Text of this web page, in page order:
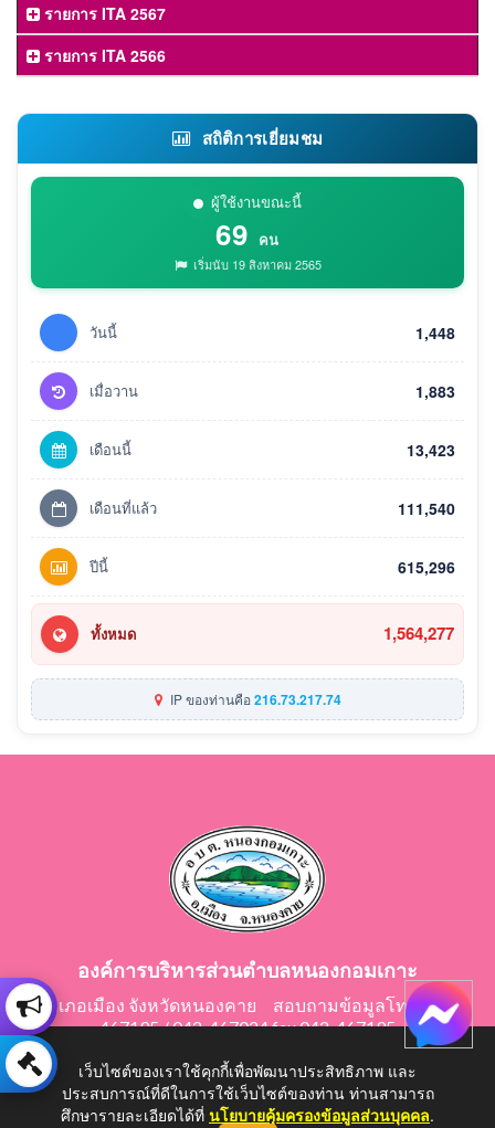
รายการ ITA 2567
รายการ ITA 2566
สถิติการเยี่ยมชม
ผู้ใช้งานขณะนี้
69 คน
เริ่มนับ 19 สิงหาคม 2565
วันนี้ 1,448
เมื่อวาน 1,883
เดือนนี้ 13,423
เดือนที่แล้ว 111,540
ปีนี้ 615,296
ทั้งหมด 1,564,277
IP ของท่านคือ216.73.217.74
องค์การบริหารส่วนตำบลหนองกอมเกาะ
อำเภอเมือง จังหวัดหนองคาย สอบถามข้อมูลโทร 042-
467195 / 042-467024 fax 042-467195
E-Mail: saraban@nongkomkor.go.th
เว็บไซต์ของเราใช้คุกกี้เพื่อพัฒนาประสิทธิภาพ และ
ประสบการณ์ที่ดีในการใช้เว็บไซต์ของท่าน ท่านสามารถ
ศึกษารายละเอียดได้ที่ นโยบายคุ้มครองข้อมูลส่วนบุคคล.